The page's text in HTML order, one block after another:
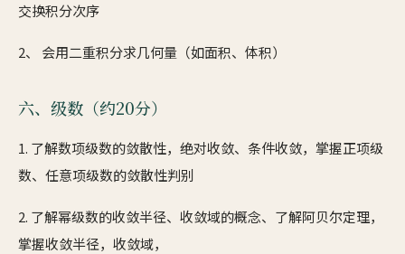
交换积分次序
2、 会用二重积分求几何量（如面积、体积）
六、级数（约20分）
1. 了解数项级数的敛散性，绝对收敛、条件收敛，掌握正项级
数、任意项级数的敛散性判别
2. 了解幂级数的收敛半径、收敛域的概念、了解阿贝尔定理，
掌握收敛半径，收敛域，